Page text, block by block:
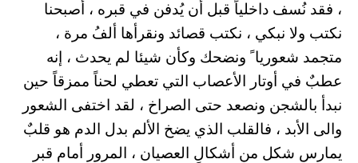
، فقد نُسف داخلياً قبل أن يُدفن في قبره ، أصبحنا
نكتب ولا نبكي ، نكتب قصائد ونقرأها ألفُ مرة ،
متجمد شعوريا ً ونضحك وكأن شيئا لم يحدث ، إنه
عطبٌ في أوتار الأعصاب التي تعطي لحناً ممزقاً حين
نبدأ بالشجن ونصعد حتى الصراخ ، لقد اختفى الشعور
والى الأبد ، فالقلب الذي يضخ الألم بدل الدم هو قلبٌ
يمارس شكل من أشكالِ العصيان ، المرور أمام قبر